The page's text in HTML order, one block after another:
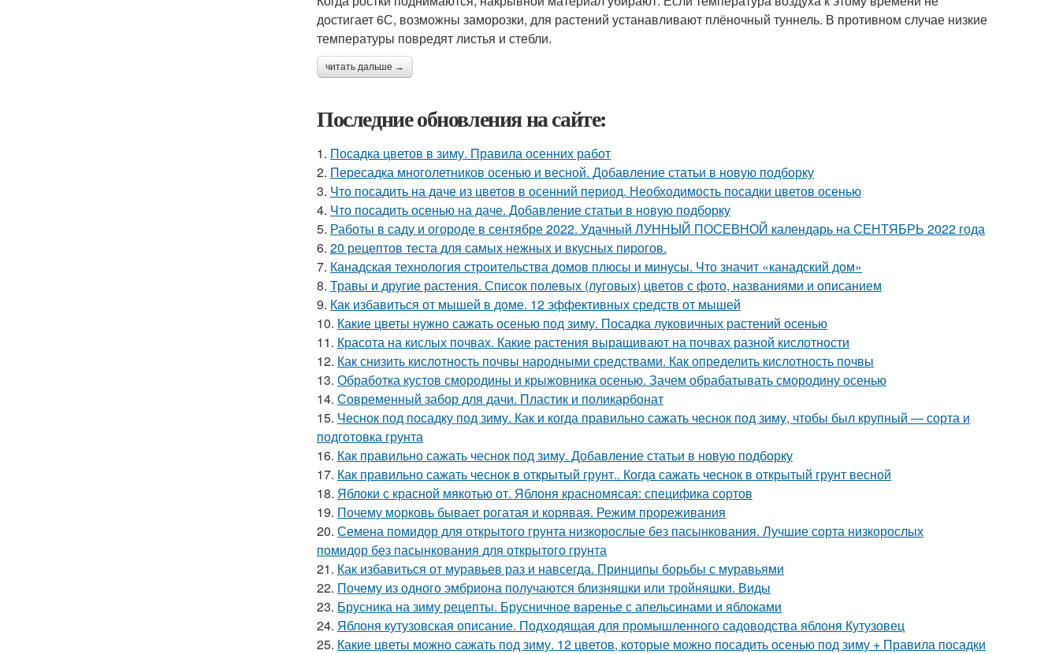
достигает 6С, возможны заморозки, для растений устанавливают плёночный туннель. В противном случае низкие
температуры повредят листья и стебли.
читать дальше →
Последние обновления на сайте:
1. Посадка цветов в зиму. Правила осенних работ
2. Пересадка многолетников осенью и весной. Добавление статьи в новую подборку
3. Что посадить на даче из цветов в осенний период. Необходимость посадки цветов осенью
4. Что посадить осенью на даче. Добавление статьи в новую подборку
5. Работы в саду и огороде в сентябре 2022. Удачный ЛУННЫЙ ПОСЕВНОЙ календарь на СЕНТЯБРЬ 2022 года
6. 20 рецептов теста для самых нежных и вкусных пирогов.
7. Канадская технология строительства домов плюсы и минусы. Что значит «канадский дом»
8. Травы и другие растения. Список полевых (луговых) цветов с фото, названиями и описанием
9. Как избавиться от мышей в доме. 12 эффективных средств от мышей
10. Какие цветы нужно сажать осенью под зиму. Посадка луковичных растений осенью
11. Красота на кислых почвах. Какие растения выращивают на почвах разной кислотности
12. Как снизить кислотность почвы народными средствами. Как определить кислотность почвы
13. Обработка кустов смородины и крыжовника осенью. Зачем обрабатывать смородину осенью
14. Современный забор для дачи. Пластик и поликарбонат
15. Чеснок под посадку под зиму. Как и когда правильно сажать чеснок под зиму, чтобы был крупный — сорта и
подготовка грунта
16. Как правильно сажать чеснок под зиму. Добавление статьи в новую подборку
17. Как правильно сажать чеснок в открытый грунт.. Когда сажать чеснок в открытый грунт весной
18. Яблоки с красной мякотью от. Яблоня красномясая: специфика сортов
19. Почему морковь бывает рогатая и корявая. Режим прореживания
20. Семена помидор для открытого грунта низкорослые без пасынкования. Лучшие сорта низкорослых
помидор без пасынкования для открытого грунта
21. Как избавиться от муравьев раз и навсегда. Принципы борьбы с муравьями
22. Почему из одного эмбриона получаются близняшки или тройняшки. Виды
23. Брусника на зиму рецепты. Брусничное варенье с апельсинами и яблоками
24. Яблоня кутузовская описание. Подходящая для промышленного садоводства яблоня Кутузовец
25. Какие цветы можно сажать под зиму. 12 цветов, которые можно посадить осенью под зиму + Правила посадки